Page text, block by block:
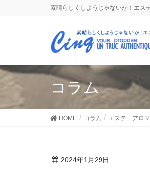
素晴らしくしようじゃないか！エス
コラム
HOME コラム エステ アロマ
2024年1月29日